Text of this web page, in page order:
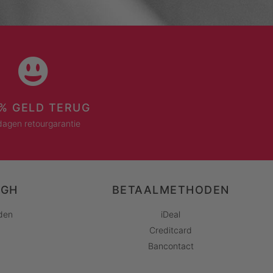
GELD TERUG
retourgarantie
BETAALMETHODEN
iDeal
Creditcard
Bancontact